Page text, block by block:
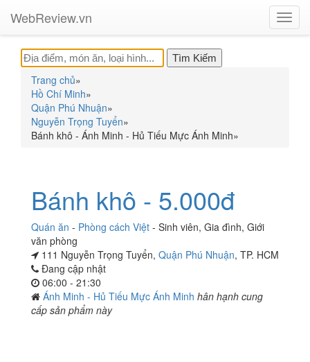
WebReview.vn
Trang chủ»
Hồ Chí Minh»
Quận Phú Nhuận»
Nguyễn Trọng Tuyển»
Bánh khô - Ánh Minh - Hủ Tiếu Mực Ánh Minh»
Bánh khô - 5.000đ
Quán ăn - Phòng cách Việt - Sinh viên, Gia đình, Giới
văn phòng
111 Nguyễn Trọng Tuyển, Quận Phú Nhuận, TP. HCM
Đang cập nhật
06:00 - 21:30
Ánh Minh - Hủ Tiếu Mực Ánh Minh hân hạnh cung
cấp sản phẩm này